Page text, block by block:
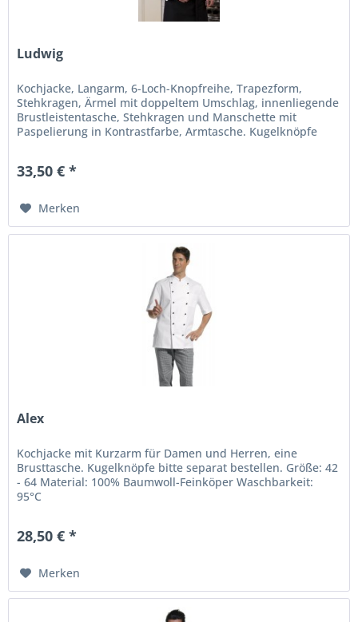
Ludwig
Kochjacke, Langarm, 6-Loch-Knopfreihe, Trapezform,
Stehkragen, Ärmel mit doppeltem Umschlag, innenliegende
Brustleistentasche, Stehkragen und Manschette mit
Paspelierung in Kontrastfarbe, Armtasche. Kugelknöpfe
33,50 € *
Merken
Alex
Kochjacke mit Kurzarm für Damen und Herren, eine
Brusttasche. Kugelknöpfe bitte separat bestellen. Größe: 42
- 64 Material: 100% Baumwoll-Feinköper Waschbarkeit:
95°C
28,50 € *
Merken